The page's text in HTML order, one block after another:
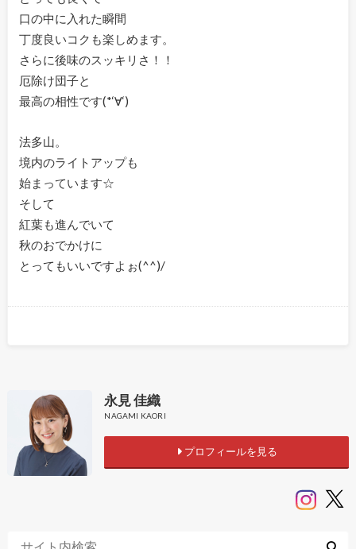
口の中に入れた瞬間
丁度良いコクも楽しめます。
さらに後味のスッキリさ！！
厄除け団子と
最高の相性です(*‘∀‘)
法多山。
境内のライトアップも
始まっています☆
そして
紅葉も進んでいて
秋のおでかけに
とってもいいですよぉ(^^)/
永見 佳織
NAGAMI KAORI
プロフィールを見る